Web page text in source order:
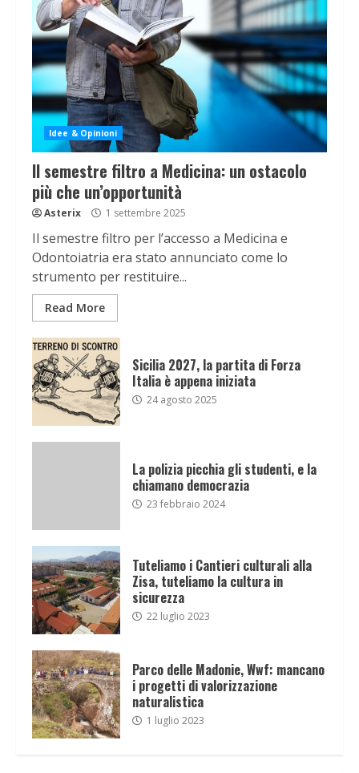
Idee & Opinioni
Il semestre filtro a Medicina: un ostacolo
più che un’opportunità
Asterix 1 settembre 2025
Il semestre filtro per l’accesso a Medicina e
Odontoiatria era stato annunciato come lo
strumento per restituire...
Read More
Sicilia 2027, la partita di Forza
Italia è appena iniziata
24 agosto 2025
La polizia picchia gli studenti, e la
chiamano democrazia
23 febbraio 2024
Tuteliamo i Cantieri culturali alla
Zisa, tuteliamo la cultura in
sicurezza
22 luglio 2023
Parco delle Madonie, Wwf: mancano
i progetti di valorizzazione
naturalistica
1 luglio 2023